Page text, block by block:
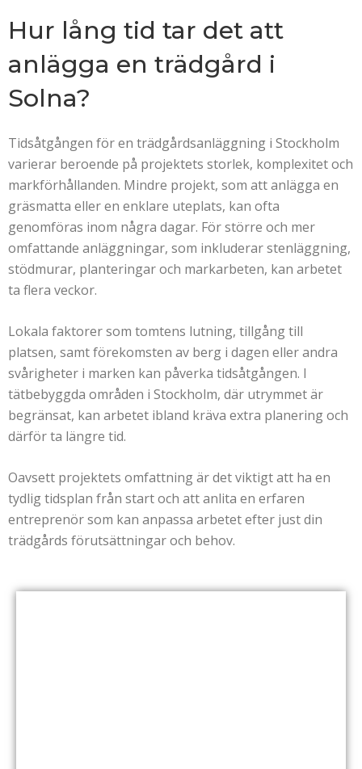
Hur lång tid tar det att
anlägga en trädgård i
Solna?
Tidsåtgången för en trädgårdsanläggning i Stockholm
varierar beroende på projektets storlek, komplexitet och
markförhållanden. Mindre projekt, som att anlägga en
gräsmatta eller en enklare uteplats, kan ofta
genomföras inom några dagar. För större och mer
omfattande anläggningar, som inkluderar stenläggning,
stödmurar, planteringar och markarbeten, kan arbetet
ta flera veckor.
Lokala faktorer som tomtens lutning, tillgång till
platsen, samt förekomsten av berg i dagen eller andra
svårigheter i marken kan påverka tidsåtgången. I
tätbebyggda områden i Stockholm, där utrymmet är
begränsat, kan arbetet ibland kräva extra planering och
därför ta längre tid.
Oavsett projektets omfattning är det viktigt att ha en
tydlig tidsplan från start och att anlita en erfaren
entreprenör som kan anpassa arbetet efter just din
trädgårds förutsättningar och behov.